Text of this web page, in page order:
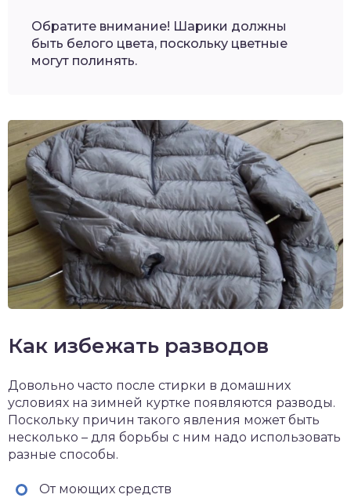
Обратите внимание! Шарики должны
быть белого цвета, поскольку цветные
могут полинять.
Как избежать разводов
Довольно часто после стирки в домашних
условиях на зимней куртке появляются разводы.
Поскольку причин такого явления может быть
несколько – для борьбы с ним надо использовать
разные способы.
От моющих средств